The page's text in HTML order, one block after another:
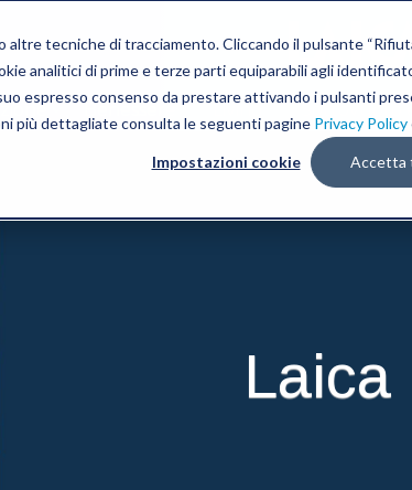
altre tecniche di tracciamento. Cliccando il pulsante
analitici di prime e terze parti equiparabili agli
espresso consenso da prestare attivando i pulsanti
più dettagliate consulta le seguenti pagine Privacy Policy
Impostazioni cookie Accetta
Benessere Living Sottovuoto
Laica